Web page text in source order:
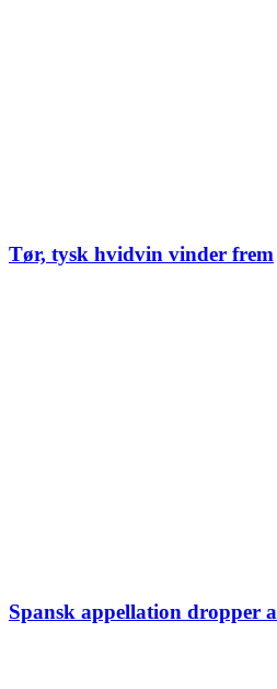
Tør, tysk hvidvin vinder frem
Spansk appellation dropper